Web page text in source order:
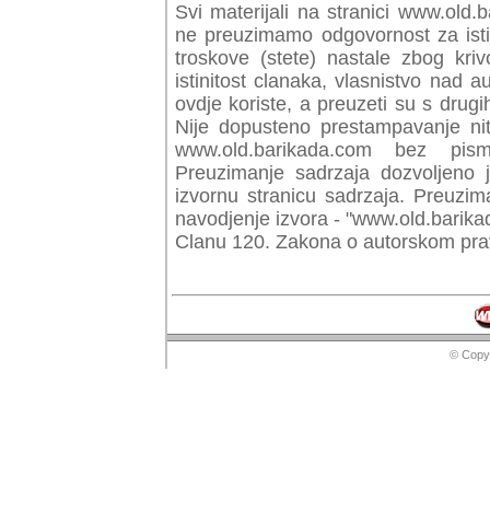
Svi materijali na stranici
preuzimamo odgovornost za
troskove (stete) nastale zbog
istinitost clanaka, vlasnistvo nad
ovdje koriste, a preuzeti su s
Nije dopusteno prestampavanje
www.old.barikada.com bez
Preuzimanje sadrzaja
izvornu stranicu sadrzaja.
navodjenje izvora -
Clanu 120. Zakona o autorskom
©